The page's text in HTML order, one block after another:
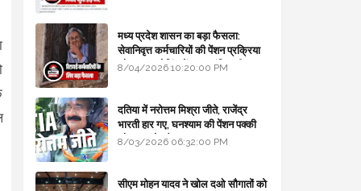
मध्य प्रदेश शासन का बड़ा फैसला:
सेवानिवृत्त कर्मचारियों की पेंशन प्रक्रिया
और बजट कोडिंग में हुए क्रांतिकारी
8/04/2026 10:20:00 PM
दतिया में नरोत्तम मिश्रा जीते, राजेंद्र
भारती हार गए, घनश्याम की पेंशन पक्की
और आशुतोष बैक टू...
8/03/2026 06:32:00 PM
सीएम मोहन यादव ने खोल दओ सौगातों को